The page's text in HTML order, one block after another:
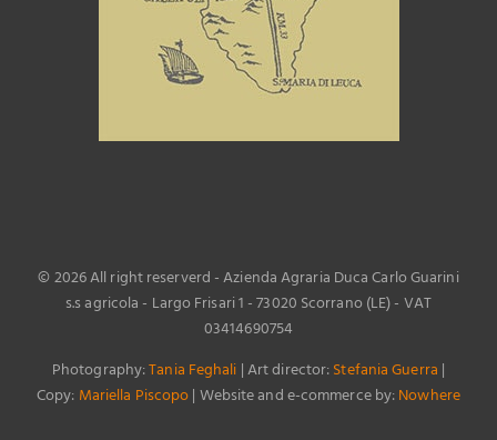
©2026 All right reserverd - Azienda Agraria Duca Carlo Guarini
s.s agricola - Largo Frisari 1 - 73020 Scorrano (LE) - VAT
03414690754
Photography:Tania Feghali | Art director:Stefania Guerra |
Copy: Mariella Piscopo| Website and e-commerce by:Nowhere